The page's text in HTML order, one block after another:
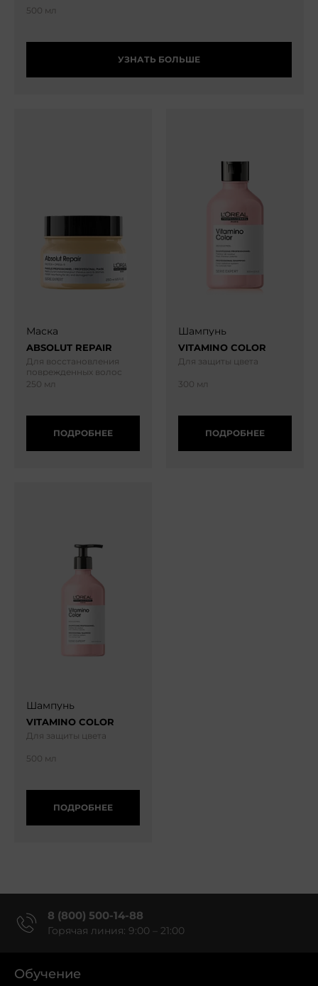
500 мл
УЗНАТЬ БОЛЬШЕ
Маска
ABSOLUT REPAIR
Для восстановления
поврежденных волос
250 мл
ПОДРОБНЕЕ
Шампунь
VITAMINO COLOR
Для защиты цвета
300 мл
ПОДРОБНЕЕ
Шампунь
VITAMINO COLOR
Для защиты цвета
500 мл
ПОДРОБНЕЕ
8 (800) 500-14-88
Горячая линия: 9:00 – 21:00
Обучение